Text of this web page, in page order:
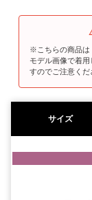
※こちらの商品は
モデル画像で着用
すのでご注意くだ
サイズ